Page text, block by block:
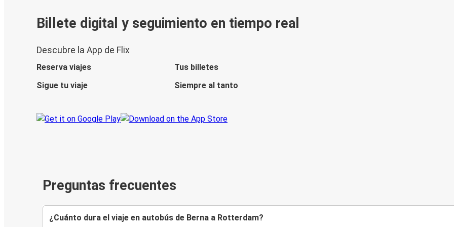
Billete digital y seguimiento en tiempo real
Descubre la App de Flix
Reserva viajes
Tus billetes
Sigue tu viaje
Siempre al tanto
Preguntas frecuentes
¿Cuánto dura el viaje en autobús de Berna a Rotterdam?